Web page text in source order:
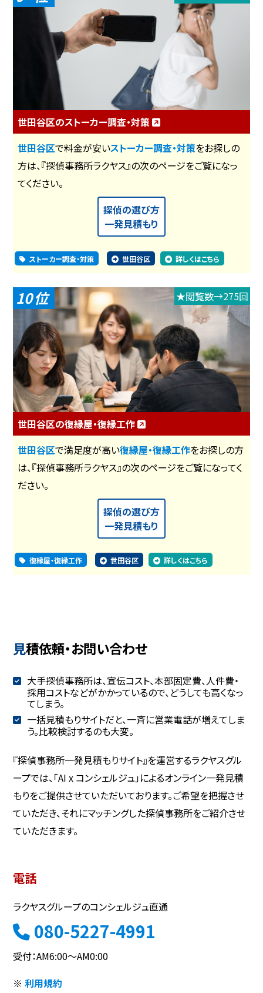
世田谷区のストーカー調査・対策
世田谷区で料金が安いストーカー調査・対策をお探しの
方は、『探偵事務所ラクヤス』の次のページをご覧になっ
てください。
探偵の選び方
一発見積もり
ストーカー調査・対策 世田谷区 詳しくはこちら
10 ★閲覧数→275回
世田谷区の復縁屋・復縁工作
世田谷区で満足度が高い復縁屋・復縁工作をお探しの方
は、『探偵事務所ラクヤス』の次のページをご覧になってく
ださい。
探偵の選び方
一発見積もり
復縁屋・復縁工作 世田谷区 詳しくはこちら
見積依頼・お問い合わせ
大手探偵事務所は、宣伝コスト、本部固定費、人件費・
採用コストなどがかかっているので、どうしても高くなっ
てしまう。
一括見積もりサイトだと、一斉に営業電話が増えてしま
う。比較検討するのも大変。
『探偵事務所一発見積もりサイト』を運営するラクヤスグル
ープでは、「AI x コンシェルジュ」によるオンライン一発見積
もりをご提供させていただいております。ご希望を把握させ
ていただき、それにマッチングした探偵事務所をご紹介させ
ていただきます。
電話
ラクヤスグループのコンシェルジュ直通
080-5227-4991
受付：AM6:00～AM0:00
※利用規約